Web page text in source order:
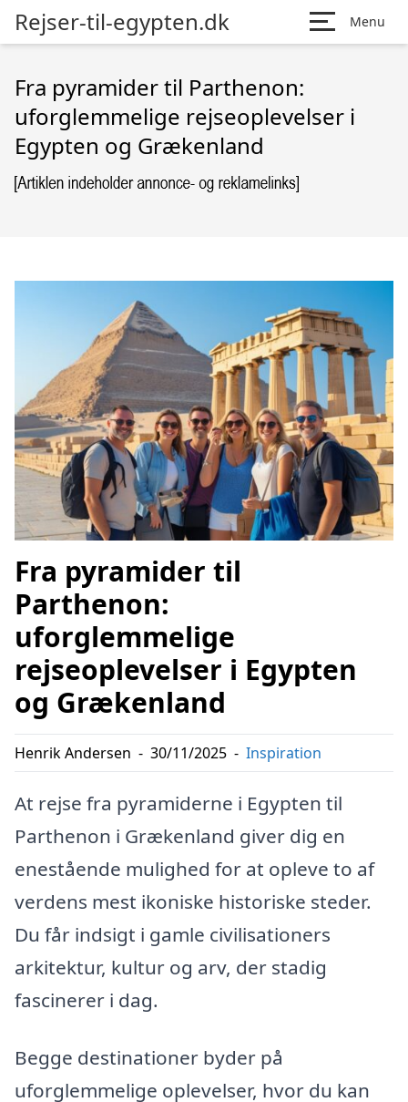
Rejser-til-egypten.dk Menu
Fra pyramider til Parthenon:
uforglemmelige rejseoplevelser i
Egypten og Grækenland
Fra pyramider til
Parthenon:
uforglemmelige
rejseoplevelser i Egypten
og Grækenland
Henrik Andersen - 30/11/2025 - Inspiration
At rejse fra pyramiderne i Egypten til
Parthenon i Grækenland giver dig en
enestående mulighed for at opleve to af
verdens mest ikoniske historiske steder.
Du får indsigt i gamle civilisationers
arkitektur, kultur og arv, der stadig
fascinerer i dag.
Begge destinationer byder på
uforglemmelige oplevelser, hvor du kan